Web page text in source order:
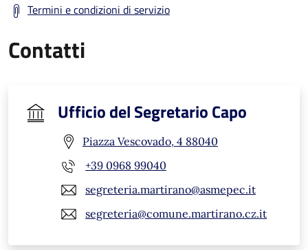
Termini e condizioni di servizio
Contatti
Ufficio del Segretario Capo
Piazza Vescovado, 4 88040
+39 0968 99040
segreteria.martirano@asmepec.it
segreteria@comune.martirano.cz.it